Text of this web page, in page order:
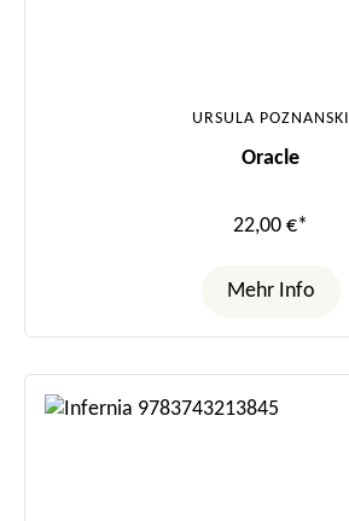
URSULA POZNANSKI
Oracle
22,00 €*
Mehr Info